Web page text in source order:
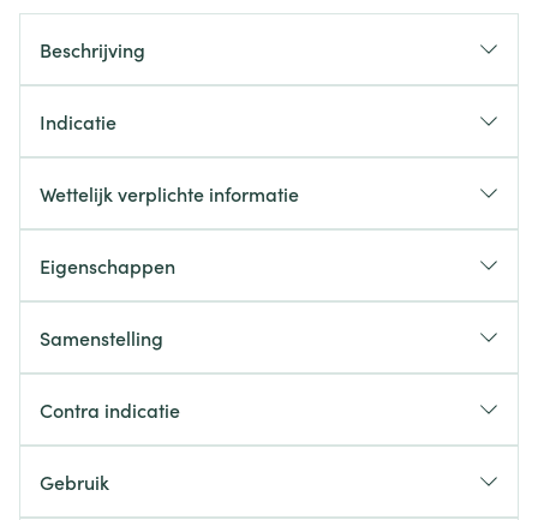
Beschrijving
Indicatie
Wettelijk verplichte informatie
Eigenschappen
Samenstelling
Contra indicatie
Gebruik